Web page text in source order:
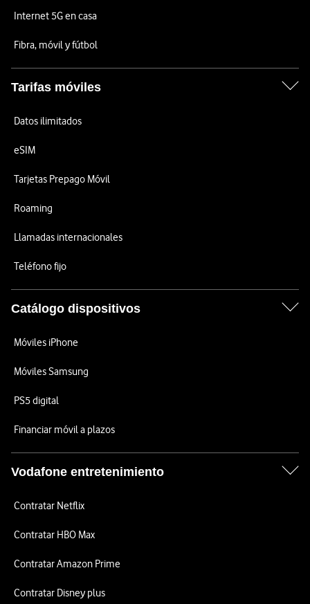
Internet 5G en casa
Fibra, móvil y fútbol
Tarifas móviles
Datos ilimitados
eSIM
Tarjetas Prepago Móvil
Roaming
Llamadas internacionales
Teléfono fijo
Catálogo dispositivos
Móviles iPhone
Móviles Samsung
PS5 digital
Financiar móvil a plazos
Vodafone entretenimiento
Contratar Netflix
Contratar HBO Max
Contratar Amazon Prime
Contratar Disney plus